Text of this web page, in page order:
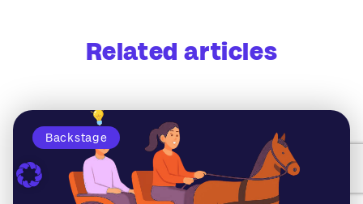
Related articles
Backstage